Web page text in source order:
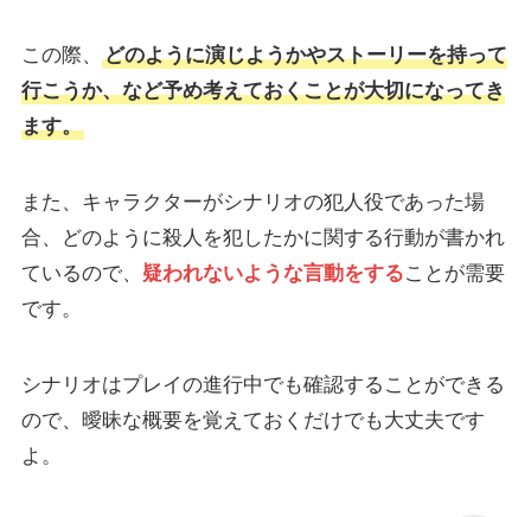
この際、
どのように演じようかやストーリーを持って
行こうか、など予め考えておくことが大切になってき
ます。
また、キャラクターがシナリオの犯人役であった場
合、どのように殺人を犯したかに関する行動が書かれ
ているので、 疑われないような言動をすることが需要
です。
シナリオはプレイの進行中でも確認することができる
ので、曖昧な概要を覚えておくだけでも大丈夫です
よ。